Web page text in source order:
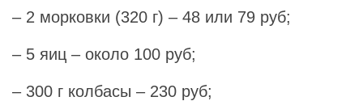
– 2 морковки (320 г) – 48 или 79 руб;
– 5 яиц – около 100 руб;
– 300 г колбасы – 230 руб;